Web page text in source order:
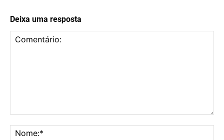
Deixa uma resposta